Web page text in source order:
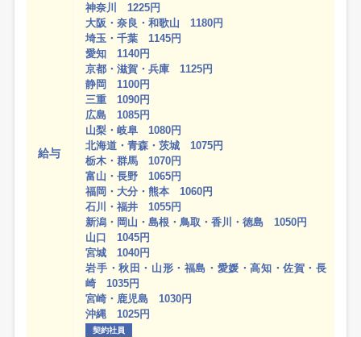
給与
神奈川 1225円
大阪・奈良・和歌山 1180円
埼玉・千葉 1145円
愛知 1140円
京都・滋賀・兵庫 1125円
静岡 1100円
三重 1090円
広島 1085円
山梨・岐阜 1080円
北海道・青森・茨城 1075円
栃木・群馬 1070円
富山・長野 1065円
福岡・大分・熊本 1060円
石川・福井 1055円
新潟・岡山・島根・鳥取・香川・徳島 1050円
山口 1045円
宮城 1040円
岩手・秋田・山形・福島・愛媛・高知・佐賀・長
崎 1035円
宮崎・鹿児島 1030円
沖縄 1025円
契約社員